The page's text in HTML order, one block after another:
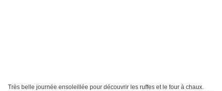
Très belle journée ensoleillée pour découvrir les ruffes et le four à chaux.